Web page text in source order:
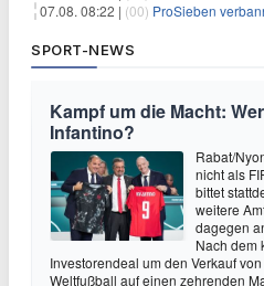
07.08. 08:22 | (00) ProSieben
SPORT-NEWS
Kampf um die Macht:
Infantino?
Rabat/
nicht als
bittet
weitere
dagegen
Nach dem
Investorendeal um den Verkauf
Weltfußball auf einen zehrenden